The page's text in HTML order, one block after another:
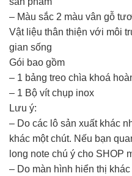
– Màu sắc 2 màu vân gỗ
Vật liệu thân thiện với môi
gian sống
Gói bao gồm
– 1 bảng treo chìa khoá
– 1 Bộ vít chụp inox
Lưu ý:
– Do các lô sản xuất khác
khác một chút. Nếu bạn
long note chú ý cho SHOP
– Do màn hình hiển thị